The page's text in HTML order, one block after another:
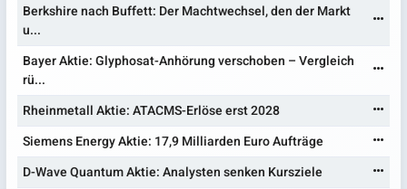
Berkshire nach Buffett: Der Machtwechsel, den der Markt
u...
Bayer Aktie: Glyphosat-Anhörung verschoben – Vergleich
rü...
Rheinmetall Aktie: ATACMS-Erlöse erst 2028
Siemens Energy Aktie: 17,9 Milliarden Euro Aufträge
D-Wave Quantum Aktie: Analysten senken Kursziele